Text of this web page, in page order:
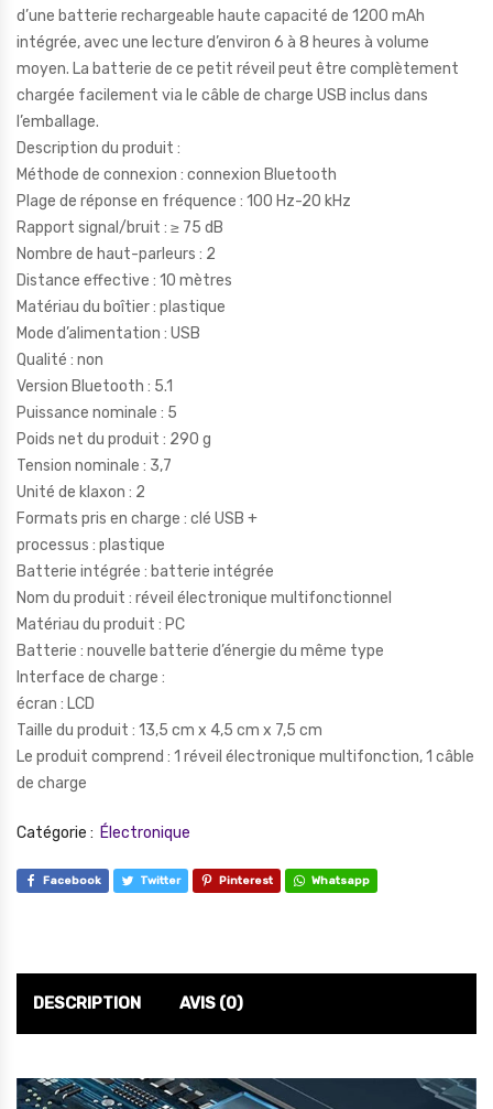
d’une batterie rechargeable haute capacité de 1200 mAh
intégrée, avec une lecture d’environ 6 à 8 heures à volume
moyen. La batterie de ce petit réveil peut être complètement
chargée facilement via le câble de charge USB inclus dans
l’emballage.
Description du produit :
Méthode de connexion : connexion Bluetooth
Plage de réponse en fréquence : 100 Hz-20 kHz
Rapport signal/bruit : ≥ 75 dB
Nombre de haut-parleurs : 2
Distance effective : 10 mètres
Matériau du boîtier : plastique
Mode d’alimentation : USB
Qualité : non
Version Bluetooth : 5.1
Puissance nominale : 5
Poids net du produit : 290 g
Tension nominale : 3,7
Unité de klaxon : 2
Formats pris en charge : clé USB +
processus : plastique
Batterie intégrée : batterie intégrée
Nom du produit : réveil électronique multifonctionnel
Matériau du produit : PC
Batterie : nouvelle batterie d’énergie du même type
Interface de charge :
écran : LCD
Taille du produit : 13,5 cm x 4,5 cm x 7,5 cm
Le produit comprend : 1 réveil électronique multifonction, 1 câble
de charge
Catégorie : Électronique
Facebook Twitter Pinterest Whatsapp
DESCRIPTION AVIS (0)